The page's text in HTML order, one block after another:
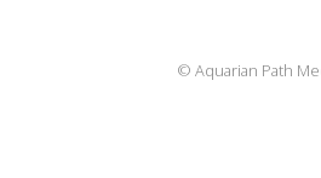
© Aquarian Path